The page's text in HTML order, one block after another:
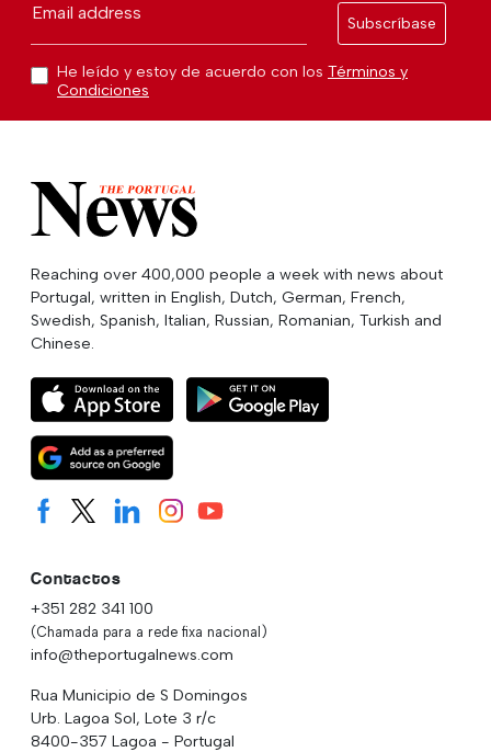
Email address
Subscríbase
He leído y estoy de acuerdo con los Términos y
Condiciones
Reaching over 400,000 people a week with news about
Portugal, written in English, Dutch, German, French,
Swedish, Spanish, Italian, Russian, Romanian, Turkish and
Chinese.
Contactos
+351 282 341 100
(Chamada para a rede fixa nacional)
info@theportugalnews.com
Rua Municipio de S Domingos
Urb. Lagoa Sol, Lote 3 r/c
8400-357 Lagoa - Portugal